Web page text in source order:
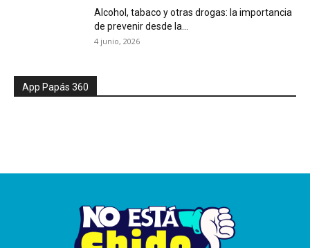
Alcohol, tabaco y otras drogas: la importancia
de prevenir desde la...
4 junio, 2026
App Papás 360